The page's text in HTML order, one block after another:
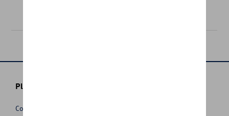
Plus d'informations
Conditions de vente